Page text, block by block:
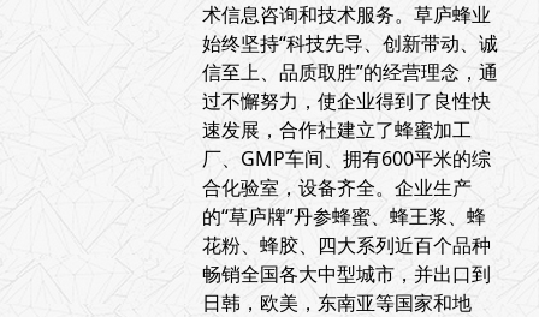
术信息咨询和技术服务。草庐蜂业
始终坚持“科技先导、创新带动、诚
信至上、品质取胜”的经营理念，通
过不懈努力，使企业得到了良性快
速发展，合作社建立了蜂蜜加工
厂、GMP车间、拥有600平米的综
合化验室，设备齐全。企业生产
的“草庐牌”丹参蜂蜜、蜂王浆、蜂
花粉、蜂胶、四大系列近百个品种
畅销全国各大中型城市，并出口到
日韩，欧美，东南亚等国家和地